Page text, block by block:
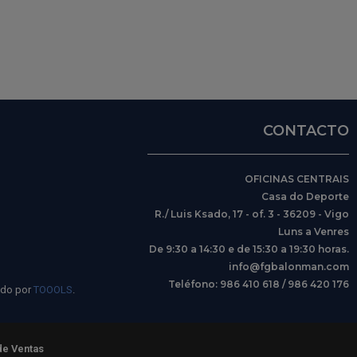
por TOOOLS.
CONTACTO
OFICINAS CENTRAIS
Casa do Deporte
R./ Luis Ksado, 17 - of. 3 - 36209 - Vigo
Luns a Venres
De 9:30 a 14:30 e de 15:30 a 19:30 horas.
info@fgbalonman.com
Teléfono: 986 410 618 / 986 420 176
Ventas